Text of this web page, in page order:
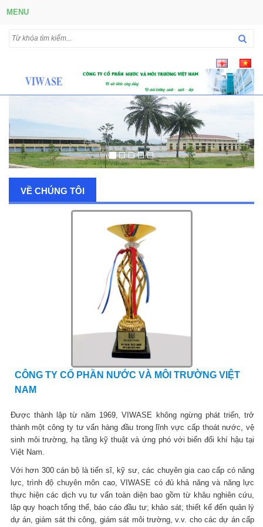
MENU
VỀ CHÚNG TÔI
CÔNG TY CỔ PHẦN NƯỚC VÀ MÔI TRƯỜNG VIỆT
NAM
Được thành lập từ năm 1969, VIWASE không ngừng phát triển, trở
thành một công ty tư vấn hàng đầu trong lĩnh vực cấp thoát nước, vệ
sinh môi trường, hạ tầng kỹ thuật và ứng phó với biến đổi khí hậu tại
Việt Nam.
Với hơn 300 cán bộ là tiến sĩ, kỹ sư, các chuyên gia cao cấp có năng
lực, trình độ chuyên môn cao, VIWASE có đủ khả năng và năng lực
thực hiện các dịch vụ tư vấn toàn diện bao gồm từ khâu nghiên cứu,
lập quy hoạch tổng thể, báo cáo đầu tư; khảo sát; thiết kế đến quản lý
dự án, giám sát thi công, giám sát môi trường, v.v. cho các dự án cấp